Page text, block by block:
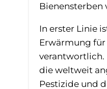
Bienensterben
In erster Linie
Erwärmung
verantwortlich.
die weltweit
Pestizide und